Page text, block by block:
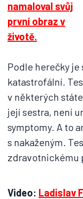
Podle herečky
katastrofální.
v některých
její sestra, není
symptomy. A to
s nakaženým.
zdravotnickému
Video: Ladislav